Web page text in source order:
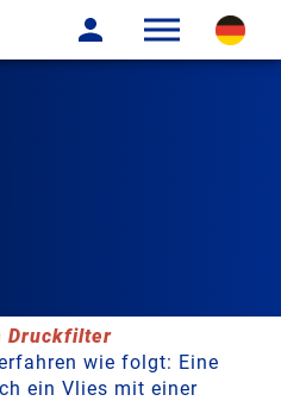
Druckfilter
wie folgt: Eine
ein Vlies mit einer